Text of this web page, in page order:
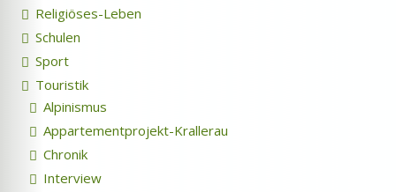
Religiöses-Leben
Schulen
Sport
Touristik
Alpinismus
Appartementprojekt-Krallerau
Chronik
Interview